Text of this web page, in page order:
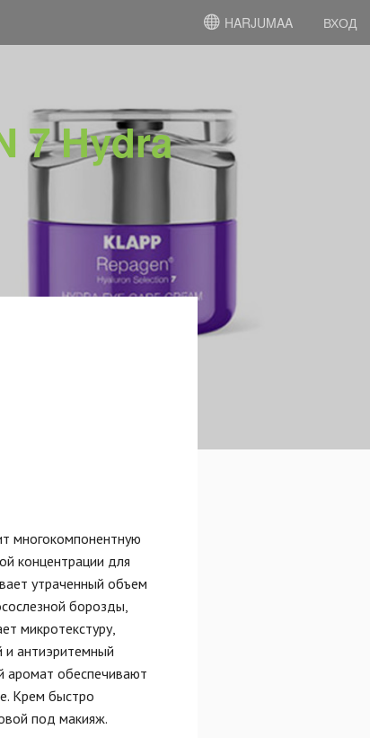
HARJUMAA ВХОД
7 Hydra
многокомпонентную
концентрации для
утраченный объем
борозды,
микротекстуру,
и антиэритемный
аромат обеспечивают
Крем быстро
под макияж.